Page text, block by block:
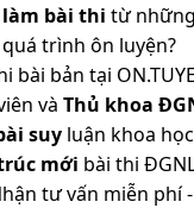
bài thi từ
trình ôn luyện?
bản tại
và Thủ khoa
suy luận khoa học
mới bài thi
tư vấn miễn phí -